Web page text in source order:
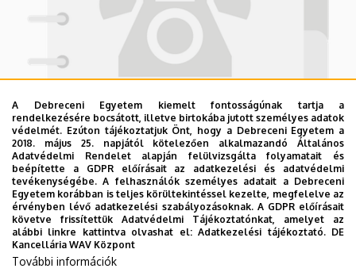
Dolgozói adatmódosítás igénylése a DE
telefonkönyvében
A Debreceni Egyetem kiemelt fontosságúnak tartja a
rendelkezésére bocsátott, illetve birtokába jutott személyes adatok
védelmét. Ezúton tájékoztatjuk Önt, hogy a Debreceni Egyetem a
2018. május 25. napjától kötelezően alkalmazandó Általános
Adatvédelmi Rendelet alapján felülvizsgálta folyamatait és
beépítette a GDPR előírásait az adatkezelési és adatvédelmi
tevékenységébe. A felhasználók személyes adatait a Debreceni
Egyetem korábban is teljes körültekintéssel kezelte, megfelelve az
érvényben lévő adatkezelési szabályozásoknak. A GDPR előírásait
követve frissítettük Adatvédelmi Tájékoztatónkat, amelyet az
alábbi linkre kattintva olvashat el:Adatkezelési tájékoztató. DE
Kancellária WAV Központ
További információk